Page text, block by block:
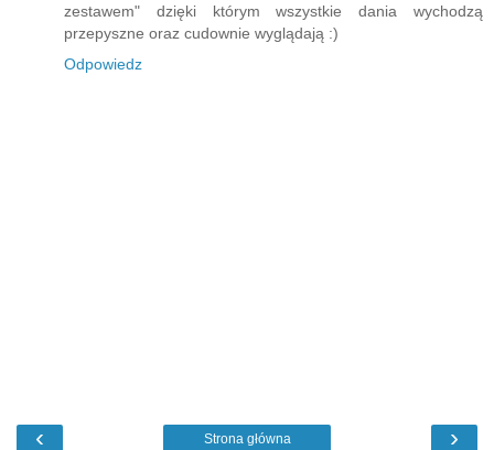
zestawem" dzięki którym wszystkie dania wychodzą
przepyszne oraz cudownie wyglądają :)
Odpowiedz
‹ ›
Strona główna